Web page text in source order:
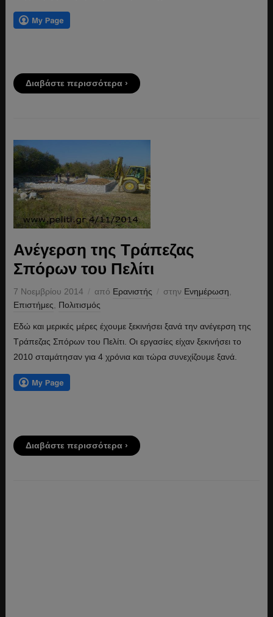
Διαβάστε περισσότερα ›
Ανέγερση της Τράπεζας
Σπόρων του Πελίτι
7 Νοεμβρίου 2014 από Ερανιστής στην Ενημέρωση
Επιστήμες
Πολιτισμός
Εδώ και μερικές μέρες έχουμε ξεκινήσει ξανά την ανέγερση της
Τράπεζας Σπόρων του Πελίτι. Οι εργασίες είχαν ξεκινήσει το
2010 σταμάτησαν για 4 χρόνια και τώρα συνεχίζουμε ξανά.
Διαβάστε περισσότερα ›